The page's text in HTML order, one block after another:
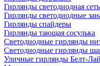
Гирлянды светодиодная сеть
Гирлянды светодиодные
Гирлянды спайдеры
Гирлянды тающая сосулька
Светодиодные гирлянды
Светодиодные гирлянды
Уличные гирлянды Белт-